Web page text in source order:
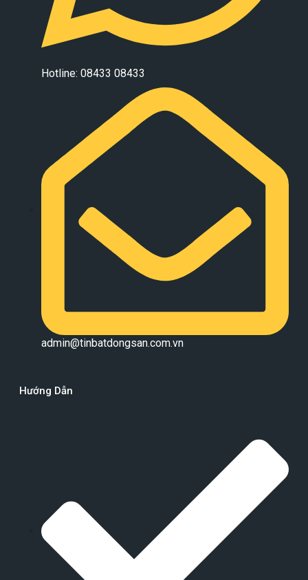
Hotline: 08433 08433
admin@tinbatdongsan.com.vn
Hướng Dẫn